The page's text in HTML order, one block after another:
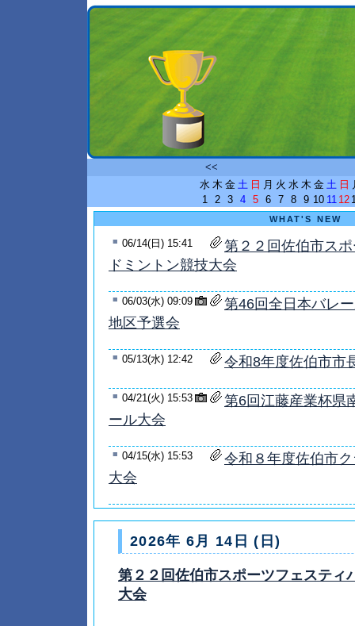
<<
水 木 金 土 日 月 火 水 木 金 土 日
1
2 3 4 5 6 7 8 9 10 11 12
WHAT'S NEW
■ 06/14(日) 15:41
第２２回佐伯市ス
ドミントン競技大会
■ 06/03(水) 09:09
第46回全日本バレ
地区予選会
■ 05/13(水) 12:42 令和8年度佐伯市市
■ 04/21(火) 15:53
第6回江藤産業杯県
ール大会
■ 04/15(水) 15:53
令和８年度佐伯市
大会
2026年 6月 14日 (日)
第２２回佐伯市スポーツフェスティ
大会